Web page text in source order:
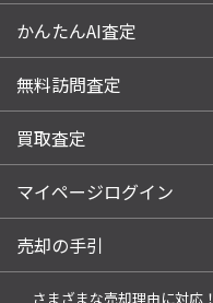
かんたんAI査定
無料訪問査定
買取査定
マイページログイン
売却の手引
さまざまな売却理由に対応！